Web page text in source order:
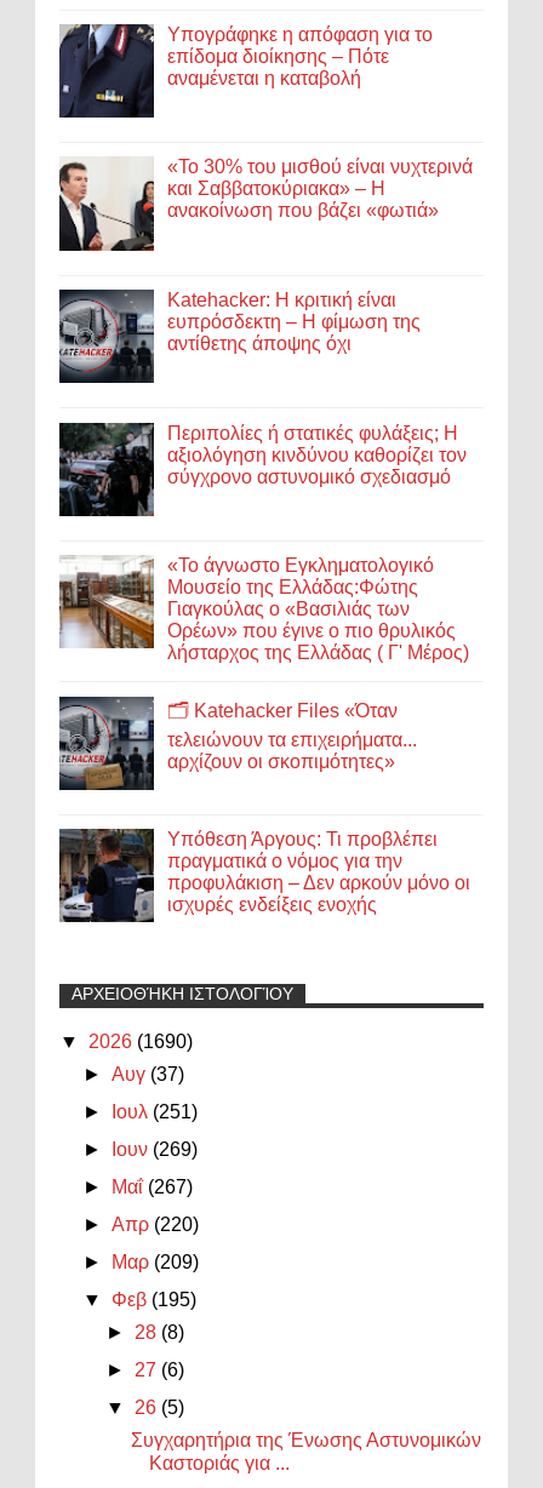
Υπογράφηκε η απόφαση για το
επίδομα διοίκησης – Πότε
αναμένεται η καταβολή
«Το 30% του μισθού είναι νυχτερινά
και Σαββατοκύριακα» – Η
ανακοίνωση που βάζει «φωτιά»
Katehacker: Η κριτική είναι
ευπρόσδεκτη – Η φίμωση της
αντίθετης άποψης όχι
Περιπολίες ή στατικές φυλάξεις; Η
αξιολόγηση κινδύνου καθορίζει τον
σύγχρονο αστυνομικό σχεδιασμό
«Το άγνωστο Εγκληματολογικό
Μουσείο της Ελλάδας:Φώτης
Γιαγκούλας ο «Βασιλιάς των
Ορέων» που έγινε ο πιο θρυλικός
λήσταρχος της Ελλάδας ( Γ' Μέρος)
🗂️ Katehacker Files «Όταν
τελειώνουν τα επιχειρήματα...
αρχίζουν οι σκοπιμότητες»
Υπόθεση Άργους: Τι προβλέπει
πραγματικά ο νόμος για την
προφυλάκιση – Δεν αρκούν μόνο οι
ισχυρές ενδείξεις ενοχής
ΑΡΧΕΙΟΘΉΚΗ ΙΣΤΟΛΟΓΊΟΥ
▼ 2026 (1690)
►Αυγ (37)
►
Ιουλ (251)
►
Ιουν (269)
►
Μαΐ (267)
►Απρ (220)
►
Μαρ (209)
▼ Φεβ (195)
► 28 (8)
► 27 (6)
▼ 26 (5)
Συγχαρητήρια της Ένωσης Αστυνομικών
Καστοριάς για ...